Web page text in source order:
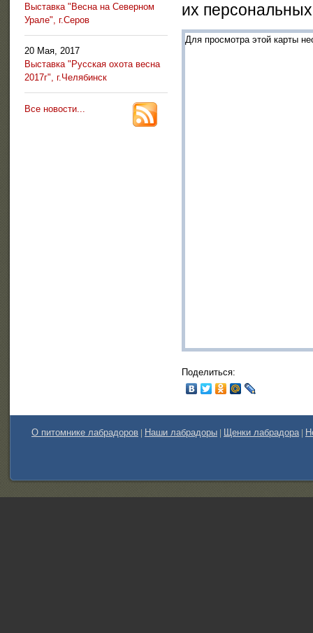
Выставка "Весна на Северном
Урале", г.Серов
20 Мая, 2017
Выставка "Русская охота весна
2017г", г.Челябинск
Все новости...
их
Для просмотра этой карты
Поделиться:
О питомнике лабрадоров Наши лабрадоры Щенки лабрадора|